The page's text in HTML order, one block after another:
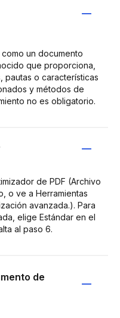
un documento
que proporciona,
pautas o características
y métodos de
no es obligatorio.
de PDF (Archivo
o ve a Herramientas
avanzada.). Para
elige Estándar en el
al paso 6.
de